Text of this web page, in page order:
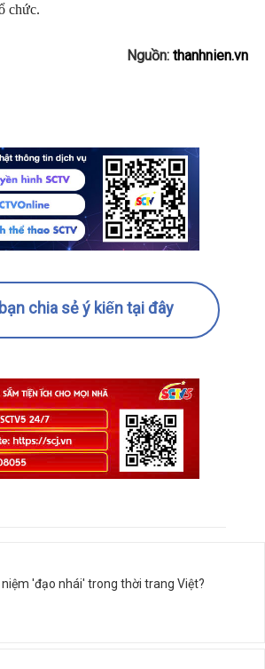
chức.
Nguồn: thanhnien.vn
chia sẻ ý kiến tại đây
'đạo nhái' trong thời trang Việt?